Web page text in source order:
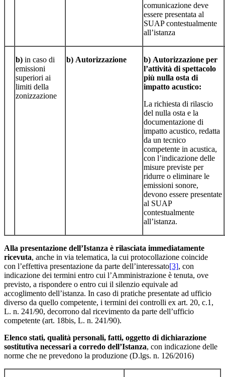
comunicazione deve
essere presentata al
SUAP contestualmente
all’istanza
b) in caso di
emissioni
superiori ai
limiti della
zonizzazione
b) Autorizzazione b) Autorizzazione per
l’attività di spettacolo
più nulla osta di
impatto acustico:
La richiesta di rilascio
del nulla osta e la
documentazione di
impatto acustico, redatta
da un tecnico
competente in acustica,
con l’indicazione delle
misure previste per
ridurre o eliminare le
emissioni sonore,
devono essere presentate
al SUAP
contestualmente
all’istanza.
Alla presentazione dell’Istanza è rilasciata immediatamente
ricevuta, anche in via telematica, la cui protocollazione coincide
con l’effettiva presentazione da parte dell’interessato[3], con
indicazione dei termini entro cui l’Amministrazione è tenuta, ove
previsto, a rispondere o entro cui il silenzio equivale ad
accoglimento dell’istanza. In caso di pratiche presentate ad ufficio
diverso da quello competente, i termini dei controlli ex art. 20, c.1,
L. n. 241/90, decorrono dal ricevimento da parte dell’ufficio
competente (art. 18bis, L. n. 241/90).
Elenco stati, qualità personali, fatti, oggetto di dichiarazione
sostitutiva necessari a corredo dell’Istanza, con indicazione delle
norme che ne prevedono la produzione (D.lgs. n. 126/2016)